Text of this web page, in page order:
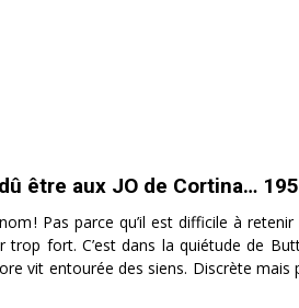
être aux JO de Cortina…
! Pas parce qu’il est difficile à
fort. C’est dans la quiétude de
vit entourée des siens. Discrète mais